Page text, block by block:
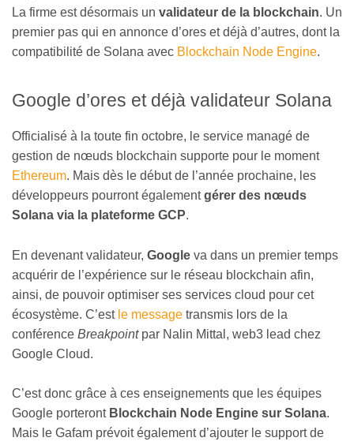
La firme est désormais un validateur de la blockchain. Un
premier pas qui en annonce d’ores et déjà d’autres, dont la
compatibilité de Solana avec Blockchain Node Engine.
Google d’ores et déjà validateur Solana
Officialisé à la toute fin octobre, le service managé de
gestion de nœuds blockchain supporte pour le moment
Ethereum. Mais dès le début de l’année prochaine, les
développeurs pourront égalementgérer des nœuds
Solana via la plateforme GCP.
En devenant validateur, Google va dans un premier temps
acquérir de l’expérience sur le réseau blockchain afin,
ainsi, de pouvoir optimiser ses services cloud pour cet
écosystème. C’est le message transmis lors de la
conférence Breakpointpar Nalin Mittal, web3 lead chez
Google Cloud.
C’est donc grâce à ces enseignements que les équipes
Google porteront Blockchain Node Engine sur Solana.
Mais le Gafam prévoit également d’ajouter le support de